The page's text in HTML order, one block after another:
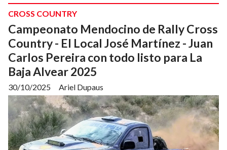
Campeonato Mendocino de Rally Cross
Country - El Local José Martínez - Juan
Carlos Pereira con todo listo para La
Baja Alvear 2025
Ariel Dupaus
CROSS COUNTRY
30/10/2025